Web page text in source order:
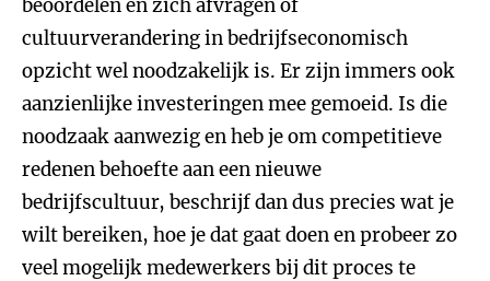
beoordelen en zich afvragen of
cultuurverandering in bedrijfseconomisch
opzicht wel noodzakelijk is. Er zijn immers ook
aanzienlijke investeringen mee gemoeid. Is die
noodzaak aanwezig en heb je om competitieve
redenen behoefte aan een nieuwe
bedrijfscultuur, beschrijf dan dus precies wat je
wilt bereiken, hoe je dat gaat doen en probeer zo
veel mogelijk medewerkers bij dit proces te